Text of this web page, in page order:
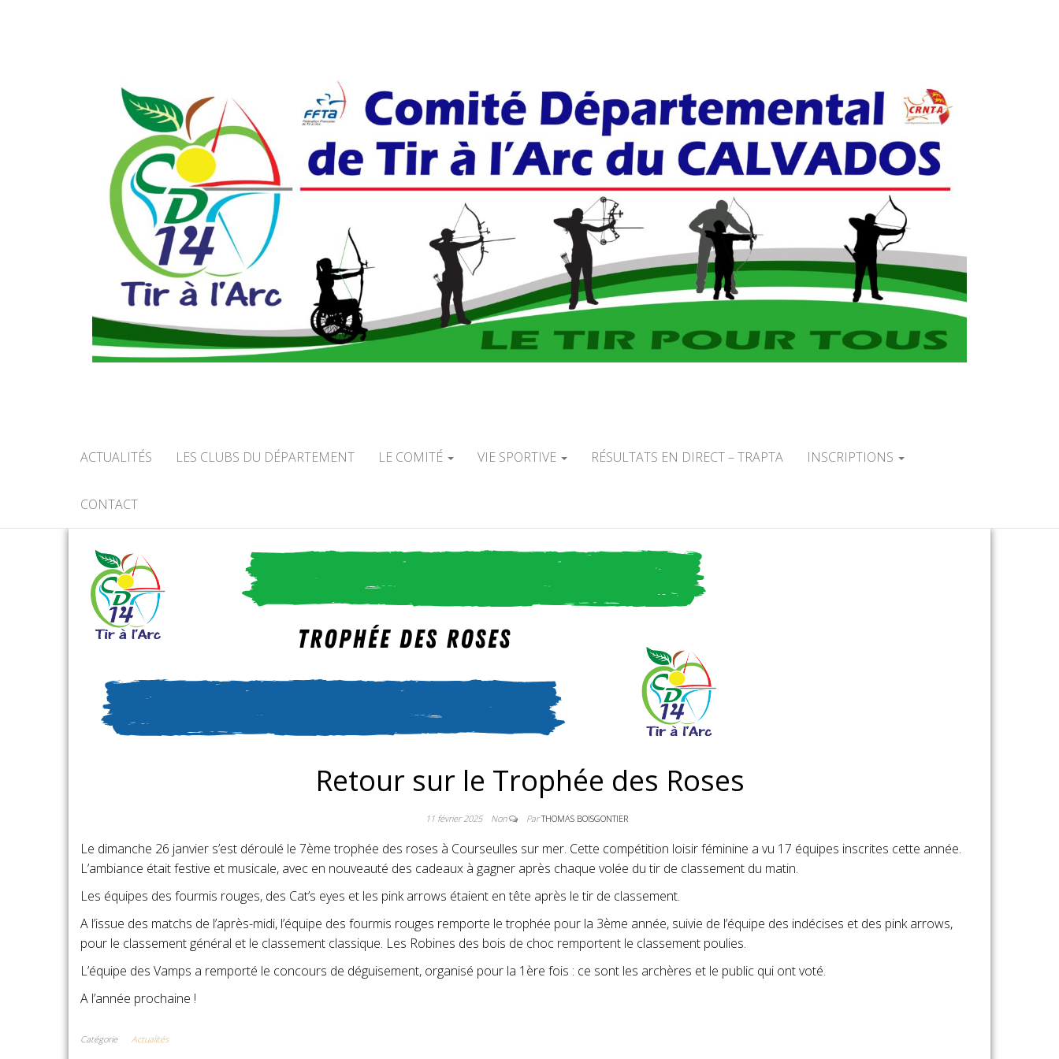
CALVADOS DE TIR À L'ARC
ACTUALITÉS LES CLUBS DU DÉPARTEMENT LE COMITÉ VIE SPORTIVE RÉSULTATS EN DIRECT – TRAPTA INSCRIPTIONS
CONTACT
Retour sur le Trophée des Roses
11 février 2025 Non ParTHOMAS BOISGONTIER
Le dimanche 26 janvier s’est déroulé le 7ème trophée des roses à Courseulles sur mer. Cette compétition loisir féminine a vu 17 équipes inscrites cette année.
L’ambiance était festive et musicale, avec en nouveauté des cadeaux à gagner après chaque volée du tir de classement du matin.
Les équipes des fourmis rouges, des Cat’s eyes et les pink arrows étaient en tête après le tir de classement.
A l’issue des matchs de l’après-midi, l’équipe des fourmis rouges remporte le trophée pour la 3ème année, suivie de l’équipe des indécises et des pink arrows,
pour le classement général et le classement classique. Les Robines des bois de choc remportent le classement poulies.
L’équipe des Vamps a remporté le concours de déguisement, organisé pour la 1ère fois : ce sont les archères et le public qui ont voté.
A l’année prochaine !
Catégorie Actualités